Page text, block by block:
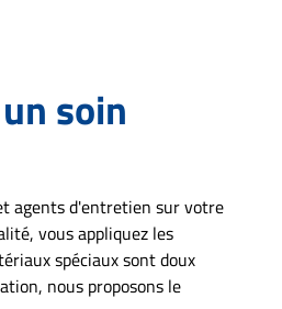
soin
agents d'entretien sur votre
vous appliquez les
spéciaux sont doux
nous proposons le